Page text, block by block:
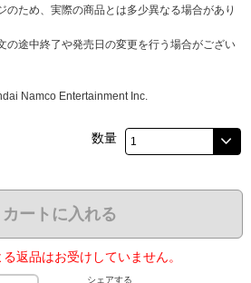
ため、実際の商品とは多少異なる場合があり
途中終了や発売日の変更を行う場合がござい
Namco Entertainment Inc.
数量
カートに入れる
返品はお受けしていません。
シェアする